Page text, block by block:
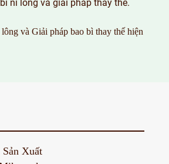
và Giải pháp bao bì thay thế hiện
Xuất